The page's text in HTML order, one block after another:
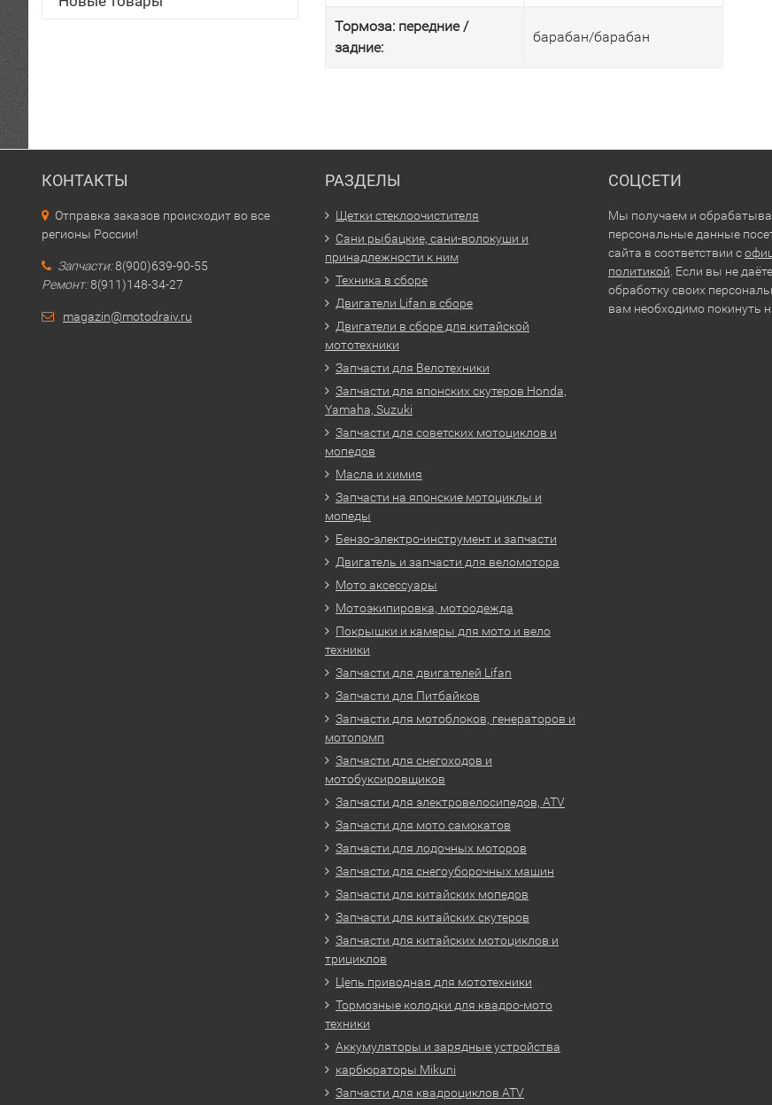
Тормоза: передние /
задние:
барабан/барабан
КОНТАКТЫ
Отправка заказов происходит во все
регионы России!
Запчасти:8(900)639-90-55
Ремонт:8(911)148-34-27
magazin@motodraiv.ru
РАЗДЕЛЫ
Щетки стеклоочистителя
Сани рыбацкие, сани-волокуши и
принадлежности к ним
Техника в сборе
Двигатели Lifan в сборе
Двигатели в сборе для китайской
мототехники
Запчасти для Велотехники
Запчасти для японских скутеров Honda,
Yamaha, Suzuki
Запчасти для советских мотоциклов и
мопедов
Масла и химия
Запчасти на японские мотоциклы и
мопеды
Бензо-электро-инструмент и запчасти
Двигатель и запчасти для веломотора
Мото аксессуары
Мотоэкипировка, мотоодежда
Покрышки и камеры для мото и вело
техники
Запчасти для двигателей Lifan
Запчасти для Питбайков
Запчасти для мотоблоков, генераторов и
мотопомп
Запчасти для снегоходов и
мотобуксировщиков
Запчасти для электровелосипедов, ATV
Запчасти для мото самокатов
Запчасти для лодочных моторов
Запчасти для снегоуборочных машин
Запчасти для китайских мопедов
Запчасти для китайских скутеров
Запчасти для китайских мотоциклов и
трициклов
Цепь приводная для мототехники
Тормозные колодки для квадро-мото
техники
Аккумуляторы и зарядные устройства
карбюраторы Mikuni
Запчасти для квадроциклов ATV
СОЦСЕТИ
Мы получаем и
персональные данные
сайта в соответствии с
политикой . Если вы не
обработку своих
вам необходимо покинуть